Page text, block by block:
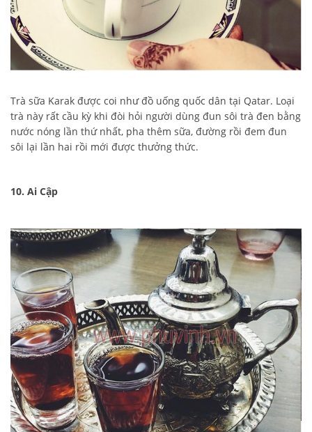
Trà sữa Karak được coi như đồ uống quốc dân tại Qatar. Loại
trà này rất cầu kỳ khi đòi hỏi người dùng đun sôi trà đen bằng
nước nóng lần thứ nhất, pha thêm sữa, đường rồi đem đun
sôi lại lần hai rồi mới được thưởng thức.
10. Ai Cập